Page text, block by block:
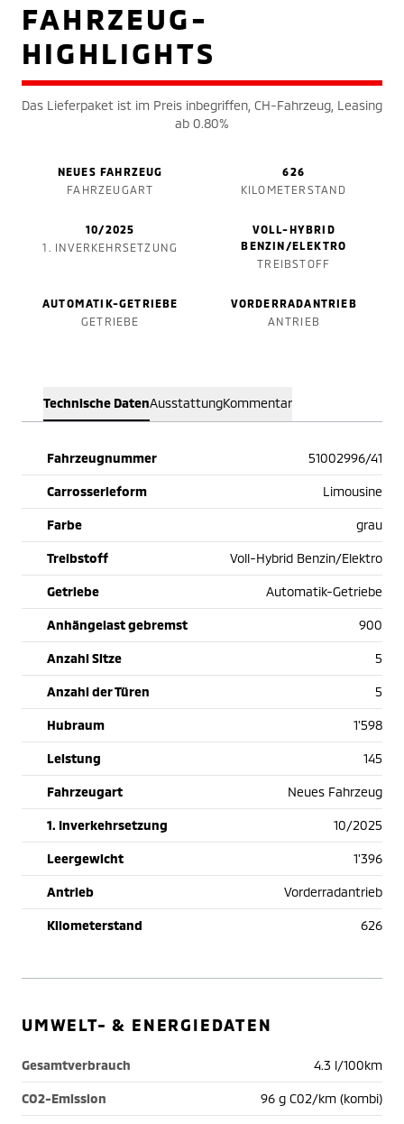
FAHRZEUG-
HIGHLIGHTS
Das Lieferpaket ist im Preis inbegriffen, CH-Fahrzeug, Leasing
ab 0.80%
NEUES FAHRZEUG
FAHRZEUGART
626
KILOMETERSTAND
10/2025
1. INVERKEHRSETZUNG
VOLL-HYBRID
BENZIN/ELEKTRO
TREIBSTOFF
AUTOMATIK-GETRIEBE
GETRIEBE
VORDERRADANTRIEB
ANTRIEB
Technische DatenAusstattungKommentar
Fahrzeugnummer 51002996/41
Carrosserieform Limousine
Farbe grau
Treibstoff Voll-Hybrid Benzin/Elektro
Getriebe Automatik-Getriebe
Anhängelast gebremst 900
Anzahl Sitze 5
Anzahl der Türen 5
Hubraum 1'598
Leistung 145
Fahrzeugart Neues Fahrzeug
1. Inverkehrsetzung 10/2025
Leergewicht 1'396
Antrieb Vorderradantrieb
Kilometerstand 626
UMWELT- & ENERGIEDATEN
Gesamtverbrauch 4.3 l/100km
CO2-Emission 96 g C02/km (kombi)